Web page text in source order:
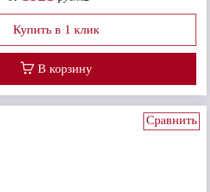
В корзину
Сравнить